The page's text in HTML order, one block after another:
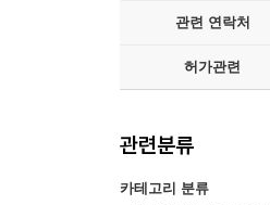
관련 연락처
허가관련
관련분류
카테고리 분류